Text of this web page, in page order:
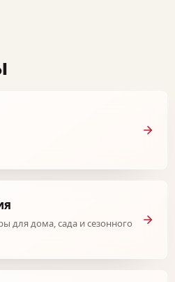
для дома, сада и сезонного